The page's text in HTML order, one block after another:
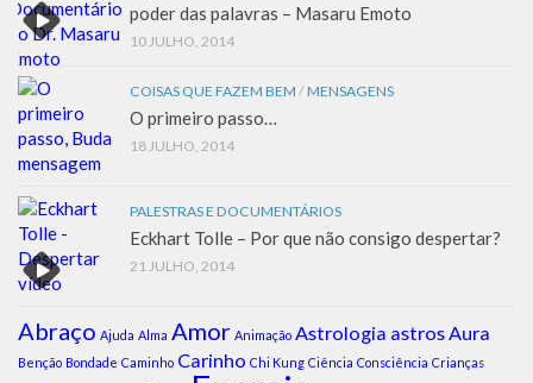
poder das palavras – Masaru Emoto
10 JULHO, 2014
COISAS QUE FAZEM BEM /MENSAGENS
O primeiro passo…
18 JULHO, 2014
PALESTRAS E DOCUMENTÁRIOS
Eckhart Tolle – Por que não consigo despertar?
21 JULHO, 2014
Abraço Ajuda Alma Amor Animação Astrologia astrosAura
Benção Bondade Caminho Carinho Chi Kung Ciência Consciência Crianças